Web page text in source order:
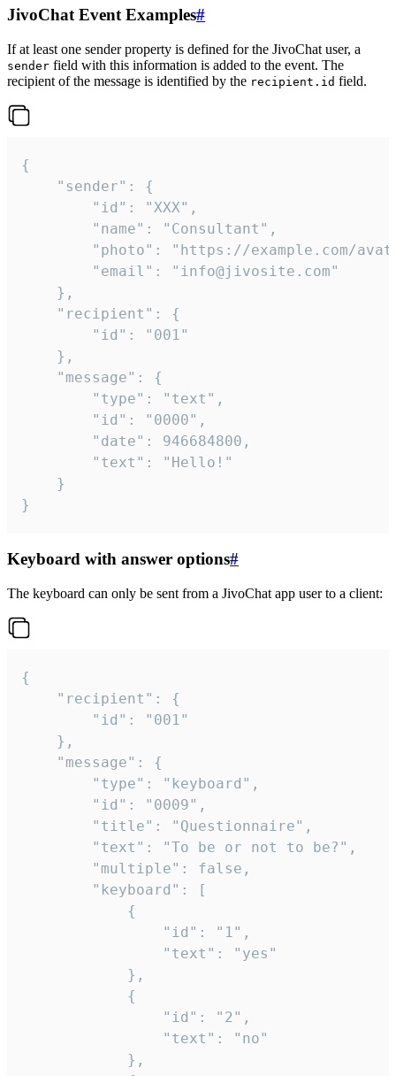
JivoChat Event Examples#
If at least one sender property is defined for the JivoChat user, a
sender field with this information is added to the event. The
recipient of the message is identified by the recipient.id field.
{
}
Keyboard with answer options#
The keyboard can only be sent from a JivoChat app user to a client:
{